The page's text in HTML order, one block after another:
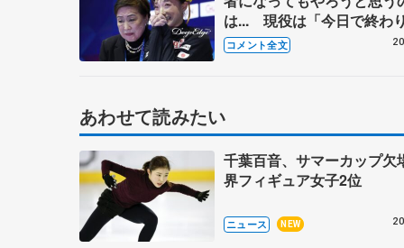
は... 現役は「今日で終わ
しんで帰ってくれたら。私
めました」【世界フィギュ
コメント全文
あわせて読みたい
千葉百音、サマーカップ
界フィギュア女子2位
ニュース NEW